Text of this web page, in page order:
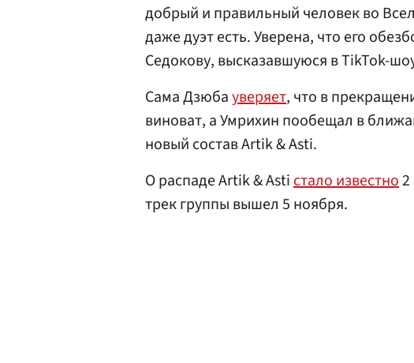
добрый и правильный человек во
даже дуэт есть. Уверена, что его
Седокову, высказавшуюся в TikTok-
Сама Дзюбауверяет, что в
виноват, а Умрихин пообещал в
новый состав Artik & Asti.
О распаде Artik & Astiстало известно
трек группы вышел 5 ноября.